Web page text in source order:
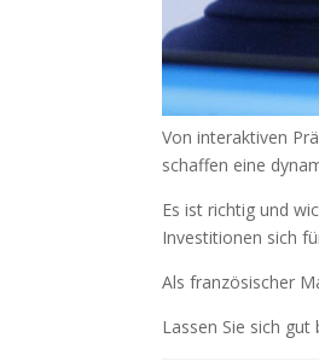
Von interaktiven
schaffen eine
Es ist richtig und
Investitionen sich
Als französischer
Lassen Sie sich gut